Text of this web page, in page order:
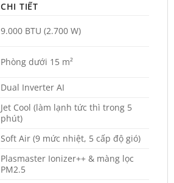
CHI TIẾT
9.000 BTU (2.700 W)
Phòng dưới 15 m²
Dual Inverter AI
Jet Cool (làm lạnh tức thì trong 5
phút)
Soft Air (9 mức nhiệt, 5 cấp độ gió)
Plasmaster Ionizer++ & màng lọc
PM2.5